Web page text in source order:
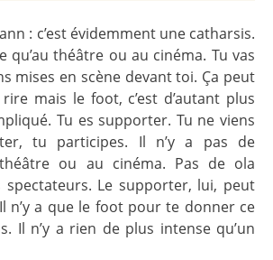
: c’est évidemment une catharsis.
qu’au théâtre ou au cinéma. Tu vas
mises en scène devant toi. Ça peut
mais le foot, c’est d’autant plus
Tu es supporter. Tu ne viens
tu participes. Il n’y a pas de
ou au cinéma. Pas de ola
spectateurs. Le supporter, lui, peut
n’y a que le foot pour te donner ce
Il n’y a rien de plus intense qu’un